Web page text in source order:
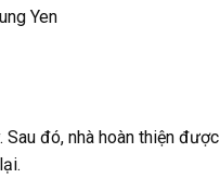
Yen
đó, nhà hoàn thiện được